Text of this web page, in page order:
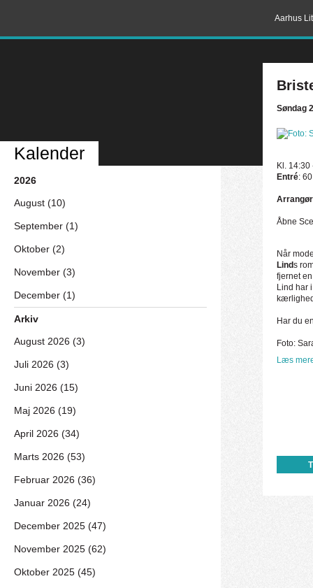
Aarhus
Søndag
Kl. 14:30
Entré:
Åbne
Når
Linds
fjernet
Lind har
Har du
Foto:
Læs
Kalender
2026
August (10)
September (1)
Oktober (2)
November (3)
December (1)
Arkiv
August 2026 (3)
Juli 2026 (3)
Juni 2026 (15)
Maj 2026 (19)
April 2026 (34)
Marts 2026 (53)
Februar 2026 (36)
Januar 2026 (24)
December 2025 (47)
November 2025 (62)
Oktober 2025 (45)